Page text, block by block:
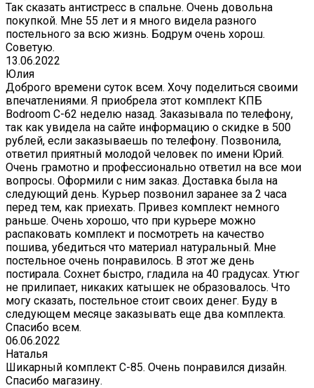
Так сказать антистресс в спальне. Очень довольна
покупкой. Мне 55 лет и я много видела разного
постельного за всю жизнь. Бодрум очень хорош.
Советую.
13.06.2022
Юлия
Доброго времени суток всем. Хочу поделиться своими
впечатлениями. Я приобрела этот комплект КПБ
Bodroom C-62 неделю назад. Заказывала по телефону,
так как увидела на сайте информацию о скидке в 500
рублей, если заказываешь по телефону. Позвонила,
ответил приятный молодой человек по имени Юрий.
Очень грамотно и профессионально ответил на все мои
вопросы. Оформили с ним заказ. Доставка была на
следующий день. Курьер позвонил заранее за 2 часа
перед тем, как приехать. Привез комплект немного
раньше. Очень хорошо, что при курьере можно
распаковать комплект и посмотреть на качество
пошива, убедиться что материал натуральный. Мне
постельное очень понравилось. В этот же день
постирала. Сохнет быстро, гладила на 40 градусах. Утюг
не прилипает, никаких катышек не образовалось. Что
могу сказать, постельное стоит своих денег. Буду в
следующем месяце заказывать еще два комплекта.
Спасибо всем.
06.06.2022
Наталья
Шикарный комплект C-85. Очень понравился дизайн.
Спасибо магазину.